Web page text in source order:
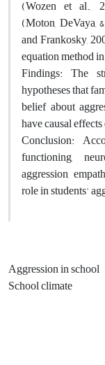
(Wozen et al.,
(Moton, DeVaya,
and Frankosky,
equation method
Findings: The
hypotheses that
belief about
have causal
Conclusion:
functioning,
aggression,
role in students'
Aggression in school
School climate